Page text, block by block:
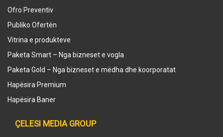
Ofro Preventiv
Publiko Ofertën
Vitrina e produkteve
Paketa Smart – Nga bizneset e vogla
Paketa Gold – Nga bizneset e mëdha dhe koorporatat
Hapësira Premium
Hapësira Baner
ÇELESI MEDIA GROUP